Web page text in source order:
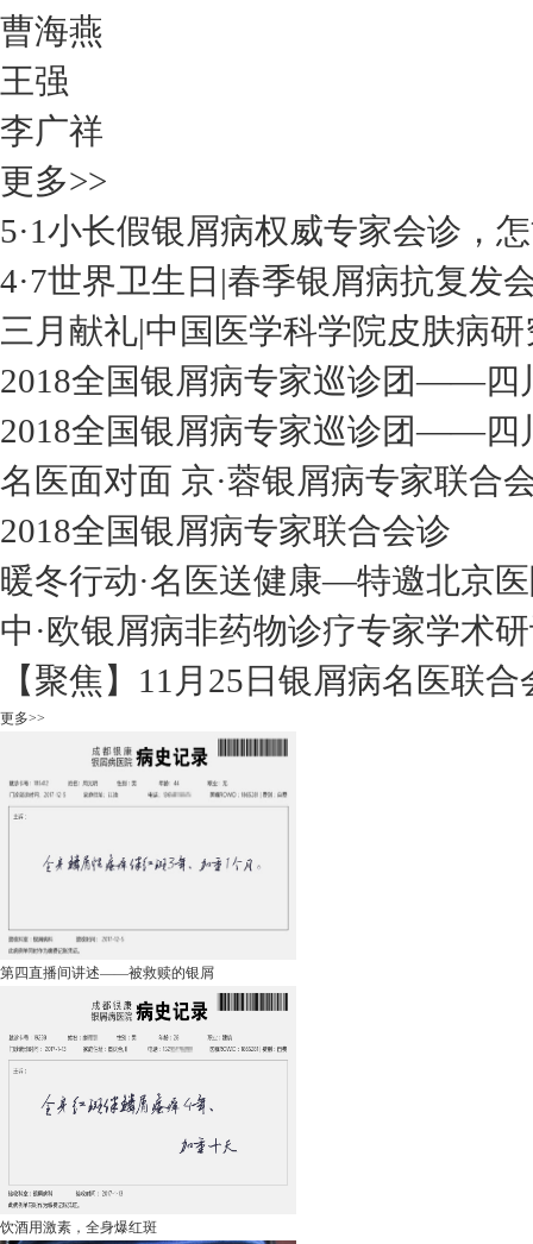
曹海燕
王强
李广祥
更多>>
5·1小长假银屑病权威专家会诊，
4·7世界卫生日|春季银屑病抗复发
三月献礼|中国医学科学院皮肤病
2018全国银屑病专家巡诊团——四
2018全国银屑病专家巡诊团——四
名医面对面 京·蓉银屑病专家联合
2018全国银屑病专家联合会诊
暖冬行动·名医送健康—特邀北京
中·欧银屑病非药物诊疗专家学术
【聚焦】11月25日银屑病名医联合
更多>>
第四直播间讲述——被救赎的银屑
饮酒用激素，全身爆红斑